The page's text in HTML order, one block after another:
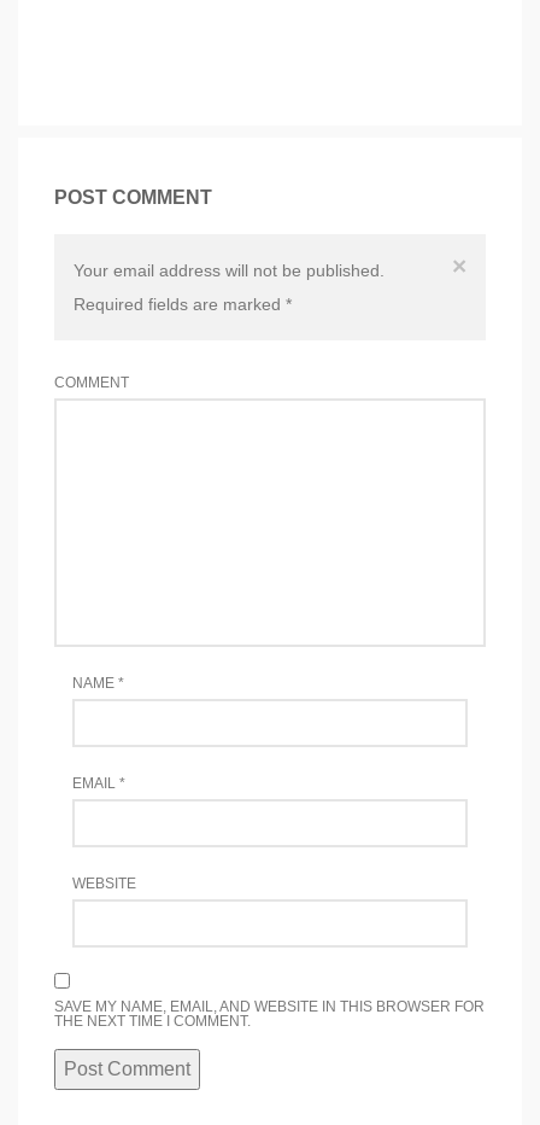
POST COMMENT
×
Your email address will not be published.
Required fields are marked *
COMMENT
NAME *
EMAIL *
WEBSITE
SAVE MY NAME, EMAIL, AND WEBSITE IN THIS BROWSER FOR
THE NEXT TIME I COMMENT.